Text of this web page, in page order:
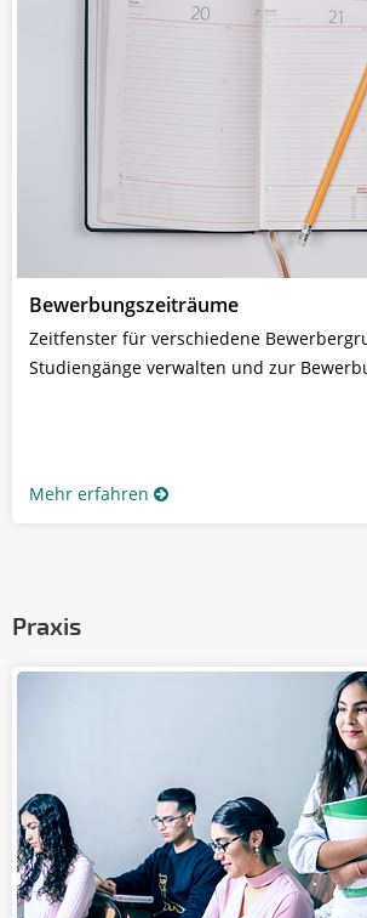
Bewerbungszeiträume
Zeitfenster für verschiedene
Studiengänge verwalten und zur
Mehr erfahren
Praxis